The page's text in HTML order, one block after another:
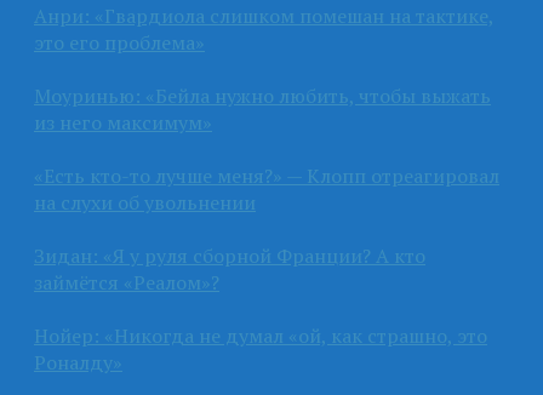
Анри: «Гвардиола слишком помешан на тактике,
это его проблема»
Моуринью: «Бейла нужно любить, чтобы выжать
из него максимум»
«Есть кто-то лучше меня?» — Клопп отреагировал
на слухи об увольнении
Зидан: «Я у руля сборной Франции? А кто
займётся «Реалом»?
Нойер: «Никогда не думал «ой, как страшно, это
Роналду»